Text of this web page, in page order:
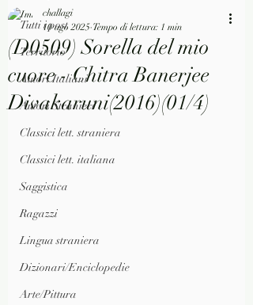
Tutti i post
Territorio
Autori Italiani
Autori Stranieri
Classici lett. straniera
Classici lett. italiana
Saggistica
Ragazzi
Lingua straniera
Dizionari/Enciclopedie
Arte/Pittura
(D0509) Sorella del mio
cuore - Chitra Banerjee
Divakaruni(2016)(01/4)
challagi
10 ago 2025 Tempo di lettura: 1 min